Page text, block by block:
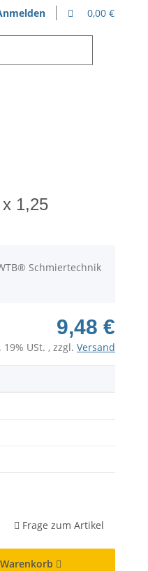
0,00 €
1,25
9,48 €
19% USt. , zzgl. Versand
Frage zum Artikel